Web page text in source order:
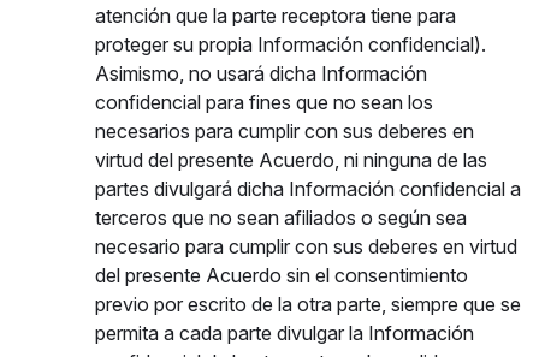
atención que la parte receptora tiene para
proteger su propia Información confidencial).
Asimismo, no usará dicha Información
confidencial para fines que no sean los
necesarios para cumplir con sus deberes en
virtud del presente Acuerdo, ni ninguna de las
partes divulgará dicha Información confidencial a
terceros que no sean afiliados o según sea
necesario para cumplir con sus deberes en virtud
del presente Acuerdo sin el consentimiento
previo por escrito de la otra parte, siempre que se
permita a cada parte divulgar la Información